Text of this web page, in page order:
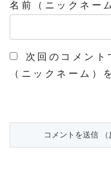
名前（ニックネー
次回のコメント
（ニックネーム）